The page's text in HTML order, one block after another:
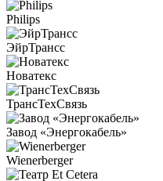
Philips
ЭйрТрансс
Новатекс
ТрансТехСвязь
Завод «Энергокабель»
Wienerberger